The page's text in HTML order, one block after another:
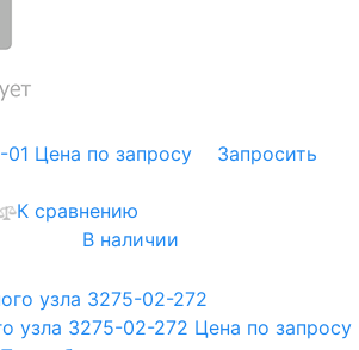
01 Цена по запросу
Запросить
К сравнению
В наличии
узла 3275-02-272 Цена по запросу